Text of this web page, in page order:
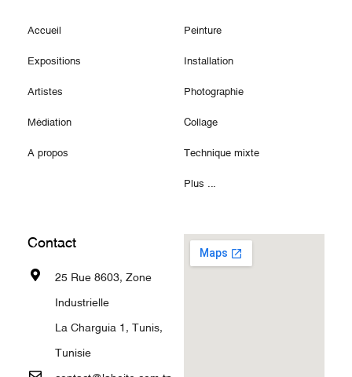
Accueil
Expositions
Artistes
Médiation
A propos
Peinture
Installation
Photographie
Collage
Technique mixte
Plus ...
Contact
25 Rue 8603, Zone
Industrielle
La Charguia 1, Tunis,
Tunisie